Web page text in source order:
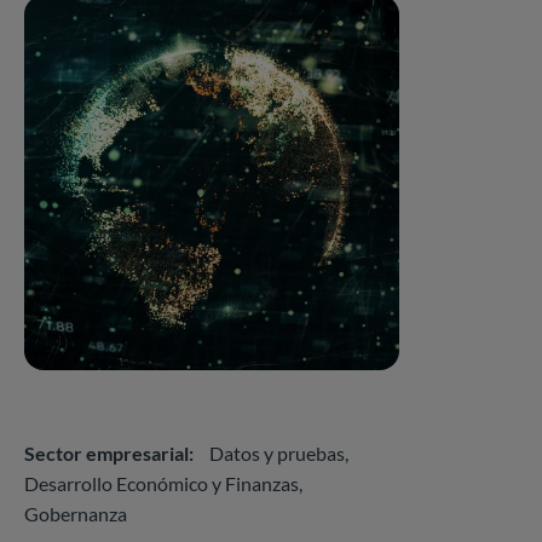
Sector empresarial
Datos y pruebas
Desarrollo Económico y Finanzas
Gobernanza